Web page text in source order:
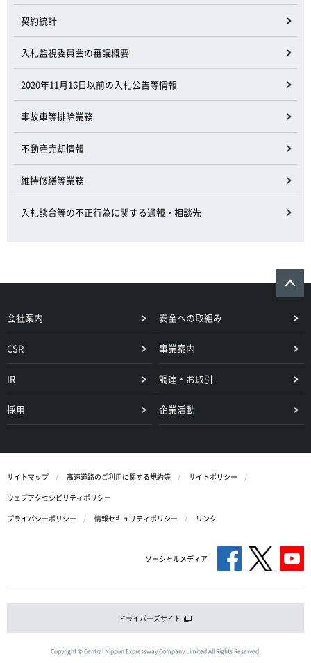
契約統計
入札監視委員会の審議概要
2020年11月16日以前の入札公告等情報
事故車等排除業務
不動産売却情報
維持修繕等業務
入札談合等の不正行為に関する通報・相談先
会社案内 安全への取組み
CSR 事業案内
IR 調達・お取引
採用 企業活動
サイトマップ 高速道路のご利用に関する規約等
サイトポリシー
ウェブアクセシビリティポリシー
プライバシーポリシー
情報セキュリティポリシー リンク
ソーシャルメディア
ドライバーズサイト
Copyright © Central Nippon Expressway Company Limited All Rights Reserved.